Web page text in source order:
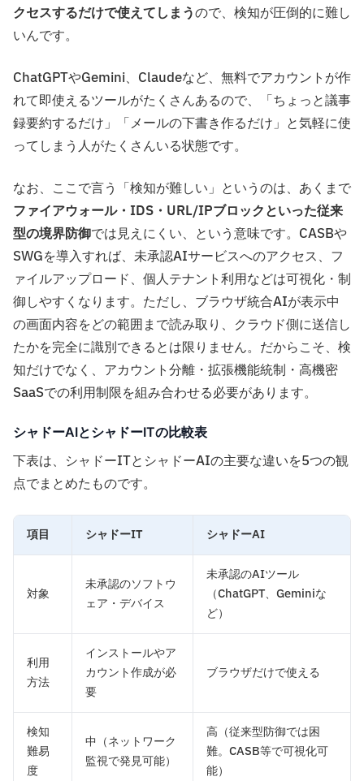
クセスするだけで使えてしまうので、検知が圧倒的に難し
いんです。
ChatGPTやGemini、Claudeなど、無料でアカウントが作
れて即使えるツールがたくさんあるので、「ちょっと議事
録要約するだけ」「メールの下書き作るだけ」と気軽に使
ってしまう人がたくさんいる状態です。
なお、ここで言う「検知が難しい」というのは、あくまで
ファイアウォール・IDS・URL/IPブロックといった従来
型の境界防御では見えにくい、という意味です。CASBや
SWGを導入すれば、未承認AIサービスへのアクセス、フ
ァイルアップロード、個人テナント利用などは可視化・制
御しやすくなります。ただし、ブラウザ統合AIが表示中
の画面内容をどの範囲まで読み取り、クラウド側に送信し
たかを完全に識別できるとは限りません。だからこそ、検
知だけでなく、アカウント分離・拡張機能統制・高機密
SaaSでの利用制限を組み合わせる必要があります。
シャドーAIとシャドーITの比較表
下表は、シャドーITとシャドーAIの主要な違いを5つの観
点でまとめたものです。
項目 シャドーIT シャドーAI
対象
未承認のソフトウ
ェア・デバイス
未承認のAIツール
（ChatGPT、Geminiな
ど）
利用
方法
インストールやア
カウント作成が必
要
ブラウザだけで使える
検知
難易
度
中（ネットワーク
監視で発見可能）
高（従来型防御では困
難。CASB等で可視化可
能）